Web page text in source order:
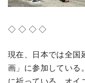
◇ ◇ ◇ ◇
現在、日本では全国
画」に参加している
に祈っている。オイ